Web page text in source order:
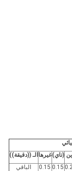
(تاي)غيرهاالـ ((دقيقة))
0.15
0.15 الباقي